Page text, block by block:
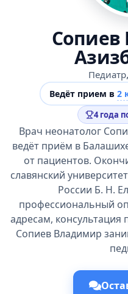
Педиатр,
Ведёт прием в 2
4 года
Врач неонатолог
ведёт приём в
от пациентов.
славянский
России Б. Н.
профессиональный
адресам, консультация
Сопиев Владимир